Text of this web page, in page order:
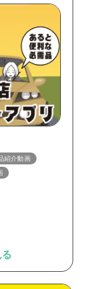
ション動画
・SNS広告動画
動画
ト・採用動画
紹介動画
動画
ドラマ
紹介動画